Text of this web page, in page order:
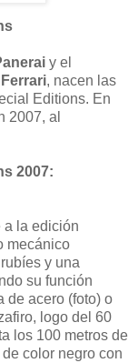
y el
Ferrari, nacen las
Editions. En
2007, al
2007:
a la edición
mecánico
y una
su función
de acero (foto) o
logo del 60
los 100 metros de
color negro con